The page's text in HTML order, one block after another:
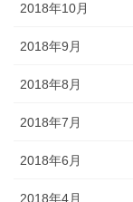
2018年10月
2018年9月
2018年8月
2018年7月
2018年6月
2018年4月